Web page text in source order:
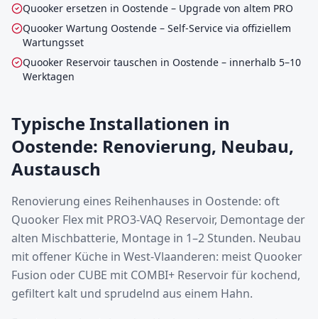
Quooker ersetzen in Oostende – Upgrade von altem PRO
Quooker Wartung Oostende – Self-Service via offiziellem
Wartungsset
Quooker Reservoir tauschen in Oostende – innerhalb 5–10
Werktagen
Typische Installationen in
Oostende: Renovierung, Neubau,
Austausch
Renovierung eines Reihenhauses in Oostende: oft
Quooker Flex mit PRO3-VAQ Reservoir, Demontage der
alten Mischbatterie, Montage in 1–2 Stunden. Neubau
mit offener Küche in West-Vlaanderen: meist Quooker
Fusion oder CUBE mit COMBI+ Reservoir für kochend,
gefiltert kalt und sprudelnd aus einem Hahn.